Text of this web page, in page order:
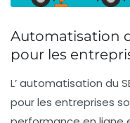
Automatisation
pour les
L’automatisation du
pour les entreprises